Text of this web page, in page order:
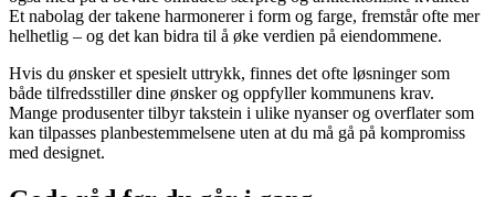
Et nabolag der takene harmonerer i form og farge, fremstår ofte mer
helhetlig – og det kan bidra til å øke verdien på eiendommene.
Hvis du ønsker et spesielt uttrykk, finnes det ofte løsninger som
både tilfredsstiller dine ønsker og oppfyller kommunens krav.
Mange produsenter tilbyr takstein i ulike nyanser og overflater som
kan tilpasses planbestemmelsene uten at du må gå på kompromiss
med designet.